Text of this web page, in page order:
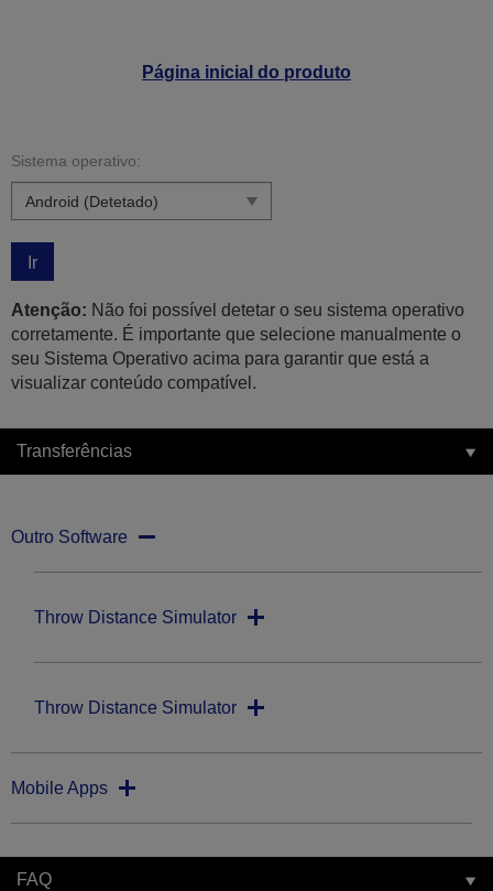
Página inicial do produto
Sistema operativo:
Ir
Atenção: Não foi possível detetar o seu sistema operativo
corretamente. É importante que selecione manualmente o
seu Sistema Operativo acima para garantir que está a
visualizar conteúdo compatível.
Transferências
Outro Software
Throw Distance Simulator
Throw Distance Simulator
Mobile Apps
FAQ